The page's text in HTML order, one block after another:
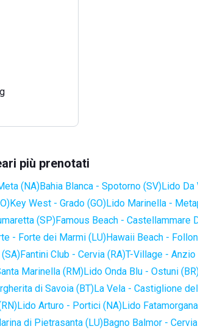
più prenotati
(NA)Bahia Blanca - Spotorno (SV)Lido Da
Key West - Grado (GO)Lido Marinella -
(SP)Famous Beach - Castellammare
- Forte dei Marmi (LU)Hawaii Beach -
Fantini Club - Cervia (RA)T-Village - Anzio
Marinella (RM)Lido Onda Blu - Ostuni
di Savoia (BT)La Vela - Castiglione
Lido Arturo - Portici (NA)Lido
di Pietrasanta (LU)Bagno Balmor -